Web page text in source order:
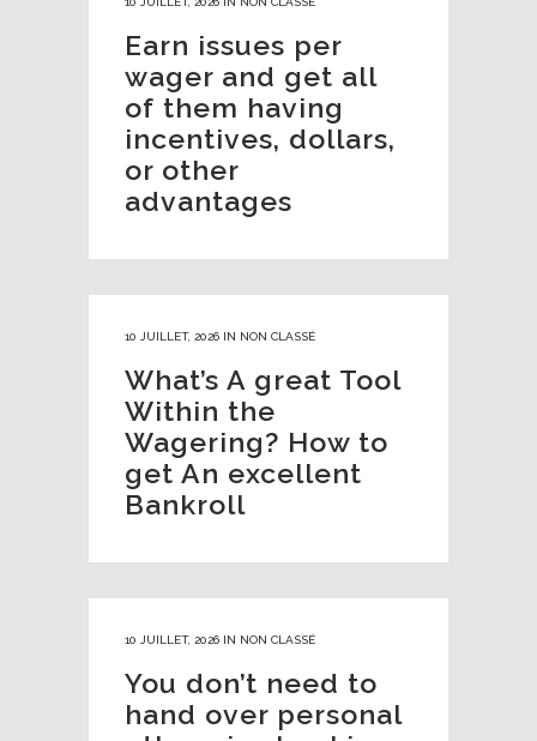
Earn issues per
wager and get all
of them having
incentives, dollars,
or other
advantages
10 JUILLET, 2026 IN NON CLASSÉ
What’s A great Tool
Within the
Wagering? How to
get An excellent
Bankroll
10 JUILLET, 2026 IN NON CLASSÉ
You don’t need to
hand over personal